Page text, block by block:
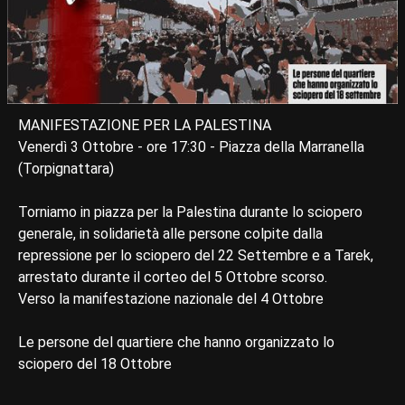
MANIFESTAZIONE PER LA PALESTINA
Venerdì 3 Ottobre - ore 17:30 - Piazza della Marranella
(Torpignattara)
Torniamo in piazza per la Palestina durante lo sciopero
generale, in solidarietà alle persone colpite dalla
repressione per lo sciopero del 22 Settembre e a Tarek,
arrestato durante il corteo del 5 Ottobre scorso.
Verso la manifestazione nazionale del 4 Ottobre
Le persone del quartiere che hanno organizzato lo
sciopero del 18 Ottobre